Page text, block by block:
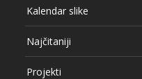
Kalendar slike
Najčitaniji
Projekti